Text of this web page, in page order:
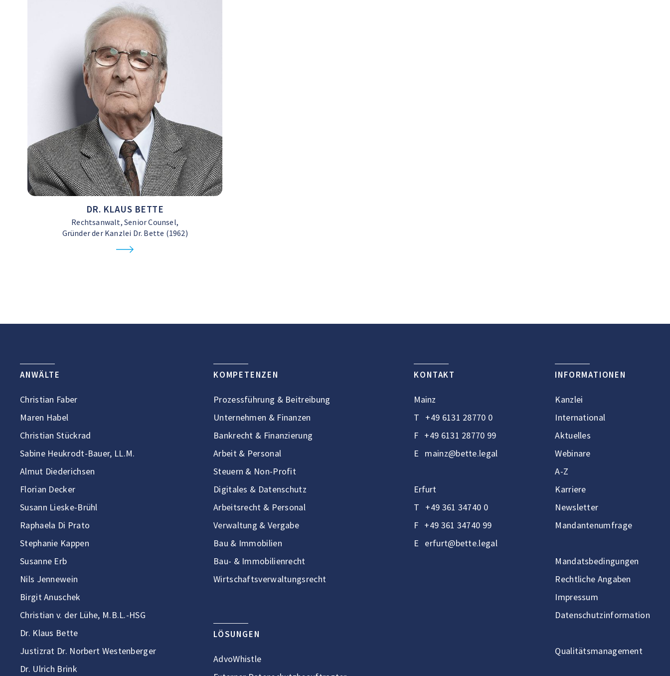
DR. KLAUS BETTE
Rechtsanwalt, Senior Counsel,
Gründer der Kanzlei Dr. Bette (1962)
ANWÄLTE
Christian Faber
Maren Habel
Christian Stückrad
Sabine Heukrodt-Bauer, LL.M.
Almut Diederichsen
Florian Decker
Susann Lieske-Brühl
Raphaela Di Prato
Stephanie Kappen
Susanne Erb
Nils Jennewein
Birgit Anuschek
Christian v. der Lühe, M.B.L.-HSG
Dr. Klaus Bette
Justizrat Dr. Norbert Westenberger
Dr. Ulrich Brink
KOMPETENZEN
Prozessführung & Beitreibung
Unternehmen & Finanzen
Bankrecht & Finanzierung
Arbeit & Personal
Steuern & Non-Profit
Digitales & Datenschutz
Arbeitsrecht & Personal
Verwaltung & Vergabe
Bau & Immobilien
Bau- & Immobilienrecht
Wirtschaftsverwaltungsrecht
LÖSUNGEN
AdvoWhistle
KONTAKT
Mainz
T +49 6131 28770 0
F +49 6131 28770 99
E mainz@bette.legal
Erfurt
T +49 361 34740 0
F +49 361 34740 99
E erfurt@bette.legal
INFORMATIONEN
Kanzlei
International
Aktuelles
Webinare
A-Z
Karriere
Newsletter
Mandantenumfrage
Mandatsbedingungen
Rechtliche Angaben
Impressum
Datenschutzinformation
Qualitätsmanagement